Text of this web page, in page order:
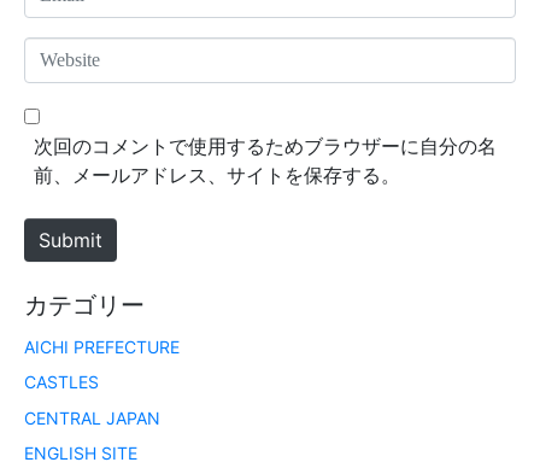
*
m
a
*
W
e
b
e
次回のコメントで使用するためブラウザーに自分の名
前、メールアドレス、サイトを保存する。
Submit
カテゴリー
AICHI PREFECTURE
CASTLES
CENTRAL JAPAN
ENGLISH SITE